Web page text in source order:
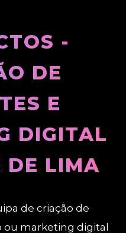
-
DE
E
DIGITAL
DE LIMA
de criação de
ou marketing digital